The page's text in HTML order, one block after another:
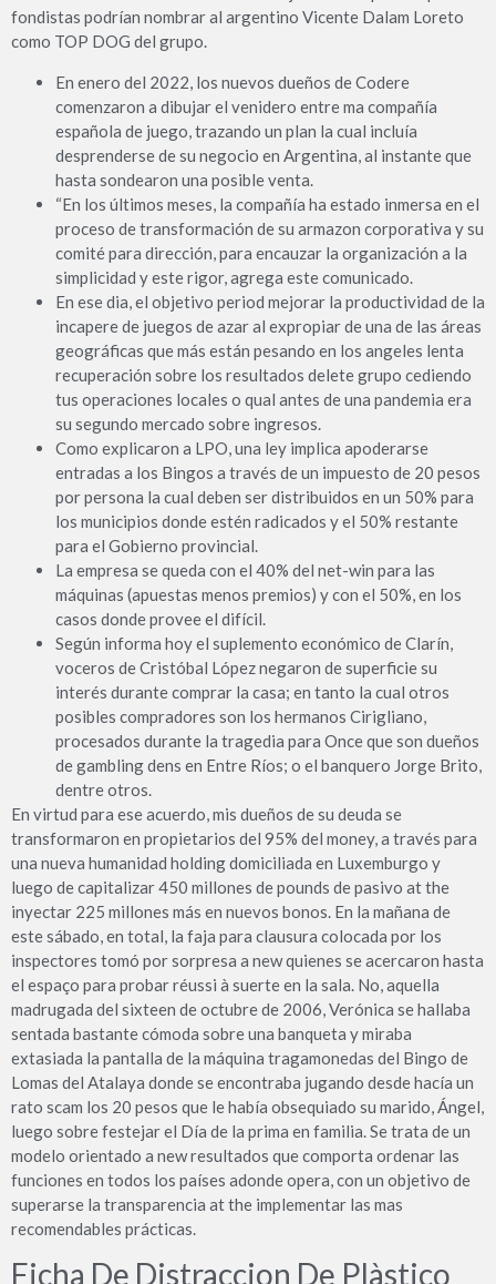
fondistas podrían nombrar al argentino Vicente Dalam Loreto
como TOP DOG del grupo.
En enero del 2022, los nuevos dueños de Codere
comenzaron a dibujar el venidero entre ma compañía
española de juego, trazando un plan la cual incluía
desprenderse de su negocio en Argentina, al instante que
hasta sondearon una posible venta.
“En los últimos meses, la compañía ha estado inmersa en el
proceso de transformación de su armazon corporativa y su
comité para dirección, para encauzar la organización a la
simplicidad y este rigor, agrega este comunicado.
En ese dia, el objetivo period mejorar la productividad de la
incapere de juegos de azar al expropiar de una de las áreas
geográficas que más están pesando en los angeles lenta
recuperación sobre los resultados delete grupo cediendo
tus operaciones locales o qual antes de una pandemia era
su segundo mercado sobre ingresos.
Como explicaron a LPO, una ley implica apoderarse
entradas a los Bingos a través de un impuesto de 20 pesos
por persona la cual deben ser distribuidos en un 50% para
los municipios donde estén radicados y el 50% restante
para el Gobierno provincial.
La empresa se queda con el 40% del net-win para las
máquinas (apuestas menos premios) y con el 50%, en los
casos donde provee el difícil.
Según informa hoy el suplemento económico de Clarín,
voceros de Cristóbal López negaron de superficie su
interés durante comprar la casa; en tanto la cual otros
posibles compradores son los hermanos Cirigliano,
procesados durante la tragedia para Once que son dueños
de gambling dens en Entre Ríos; o el banquero Jorge Brito,
dentre otros.
En virtud para ese acuerdo, mis dueños de su deuda se
transformaron en propietarios del 95% del money, a través para
una nueva humanidad holding domiciliada en Luxemburgo y
luego de capitalizar 450 millones de pounds de pasivo at the
inyectar 225 millones más en nuevos bonos. En la mañana de
este sábado, en total, la faja para clausura colocada por los
inspectores tomó por sorpresa a new quienes se acercaron hasta
el espaço para probar réussi à suerte en la sala. No, aquella
madrugada del sixteen de octubre de 2006, Verónica se hallaba
sentada bastante cómoda sobre una banqueta y miraba
extasiada la pantalla de la máquina tragamonedas del Bingo de
Lomas del Atalaya donde se encontraba jugando desde hacía un
rato scam los 20 pesos que le había obsequiado su marido, Ángel,
luego sobre festejar el Día de la prima en familia. Se trata de un
modelo orientado a new resultados que comporta ordenar las
funciones en todos los países adonde opera, con un objetivo de
superarse la transparencia at the implementar las mas
recomendables prácticas.
Ficha De Distraccion De Plàstico